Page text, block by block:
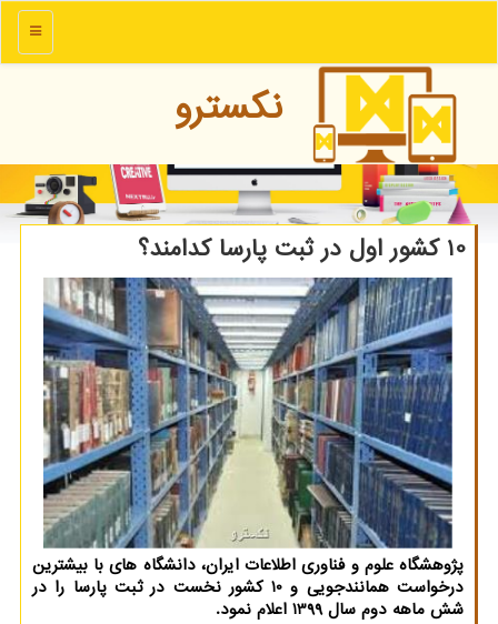
منو
نكسترو
10 كشور اول در ثبت پارسا كدامند؟
پژوهشگاه علوم و فناوری اطلاعات ایران، دانشگاه های با بیشترین
درخواست همانندجویی و 10 کشور نخست در ثبت پارسا را در
شش ماهه دوم سال 1399 اعلام نمود.